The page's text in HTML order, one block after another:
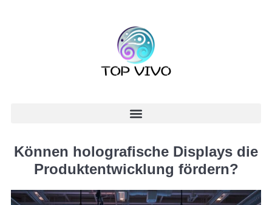
Können holografische Displays die
Produktentwicklung fördern?